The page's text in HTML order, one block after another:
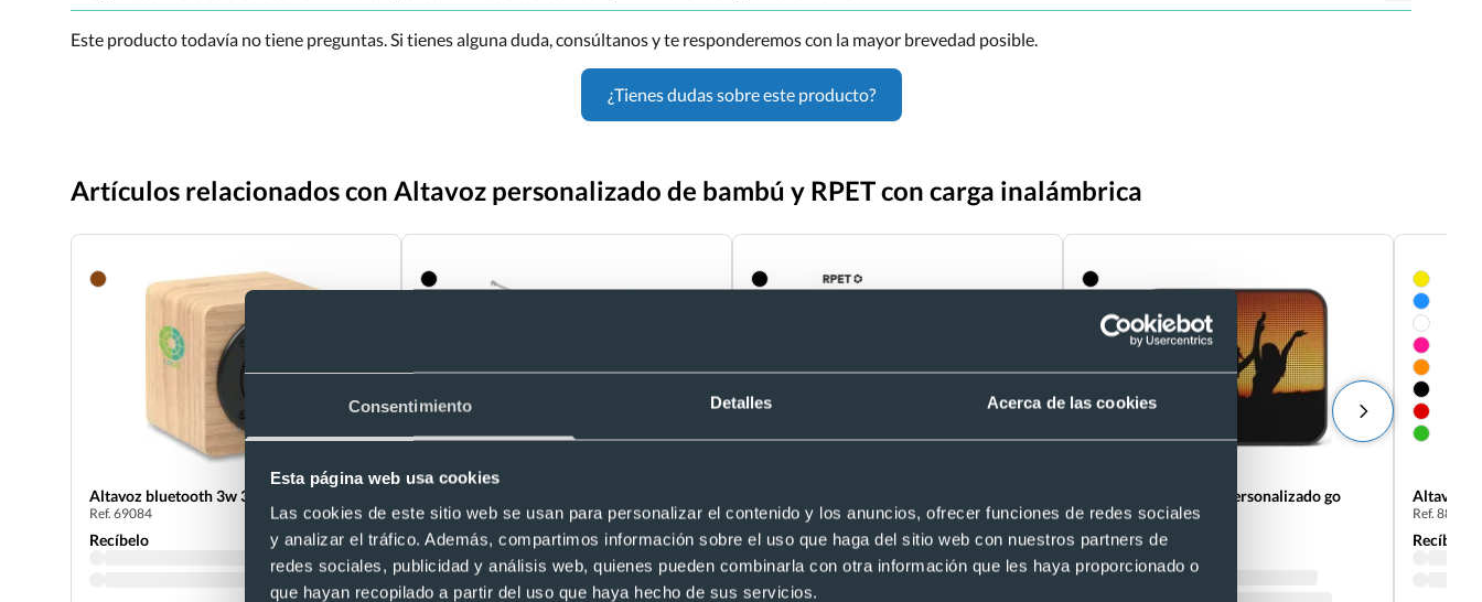
Consentimiento Detalles Acerca de las cookies
Esta página web usa cookies
Las cookies de este sitio web se usan para personalizar el contenido y los anuncios, ofrecer funciones de redes sociales
y analizar el tráfico. Además, compartimos información sobre el uso que haga del sitio web con nuestros partners de
redes sociales, publicidad y análisis web, quienes pueden combinarla con otra información que les haya proporcionado o
que hayan recopilado a partir del uso que haya hecho de sus servicios.
Este producto todavía no tiene preguntas. Si tienes alguna duda, consúltanos y te responderemos con la mayor brevedad posible.
¿Tienes dudas sobre este producto?
Artículos relacionados con Altavoz personalizado de bambú y RPET con carga inalámbrica
Altavoz bluetooth 3w 350 mAh
Ref. 69084
Recíbelo
carga dual recargable (2000mah)
Ref. 8821983
Recíbelo
Altavoz cargador publicitario
RPET/bambú con luces LED
Ref. 8821382
Recíbelo
Altavoz inalámbrico personalizado go
essential 2 JBL
Ref. D00295
Recíbelo
Altavoz
Ref. 884628
Recíbelo